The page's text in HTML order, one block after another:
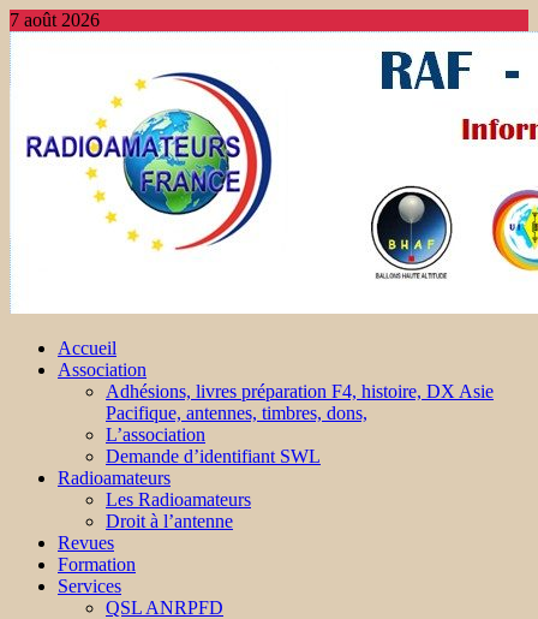
7 août 2026
Accueil
Association
Adhésions, livres préparation F4, histoire, DX Asie
Pacifique, antennes, timbres, dons,
L’association
Demande d’identifiant SWL
Radioamateurs
Les Radioamateurs
Droit à l’antenne
Revues
Formation
Services
QSL ANRPFD